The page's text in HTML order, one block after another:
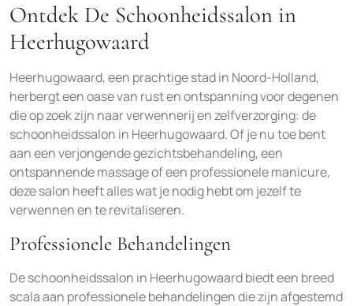
Ontdek De Schoonheidssalon in
Heerhugowaard
Heerhugowaard, een prachtige stad in Noord-Holland,
herbergt een oase van rust en ontspanning voor degenen
die op zoek zijn naar verwennerij en zelfverzorging: de
schoonheidssalon in Heerhugowaard. Of je nu toe bent
aan een verjongende gezichtsbehandeling, een
ontspannende massage of een professionele manicure,
deze salon heeft alles wat je nodig hebt om jezelf te
verwennen en te revitaliseren.
Professionele Behandelingen
De schoonheidssalon in Heerhugowaard biedt een breed
scala aan professionele behandelingen die zijn afgestemd